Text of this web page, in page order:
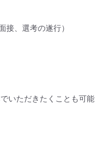
いただきたくことも可能